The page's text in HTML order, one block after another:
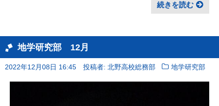
続きを読む
地学研究部 12月
2022年12月08日 16:45 投稿者: 北野高校総務部 地学研究部